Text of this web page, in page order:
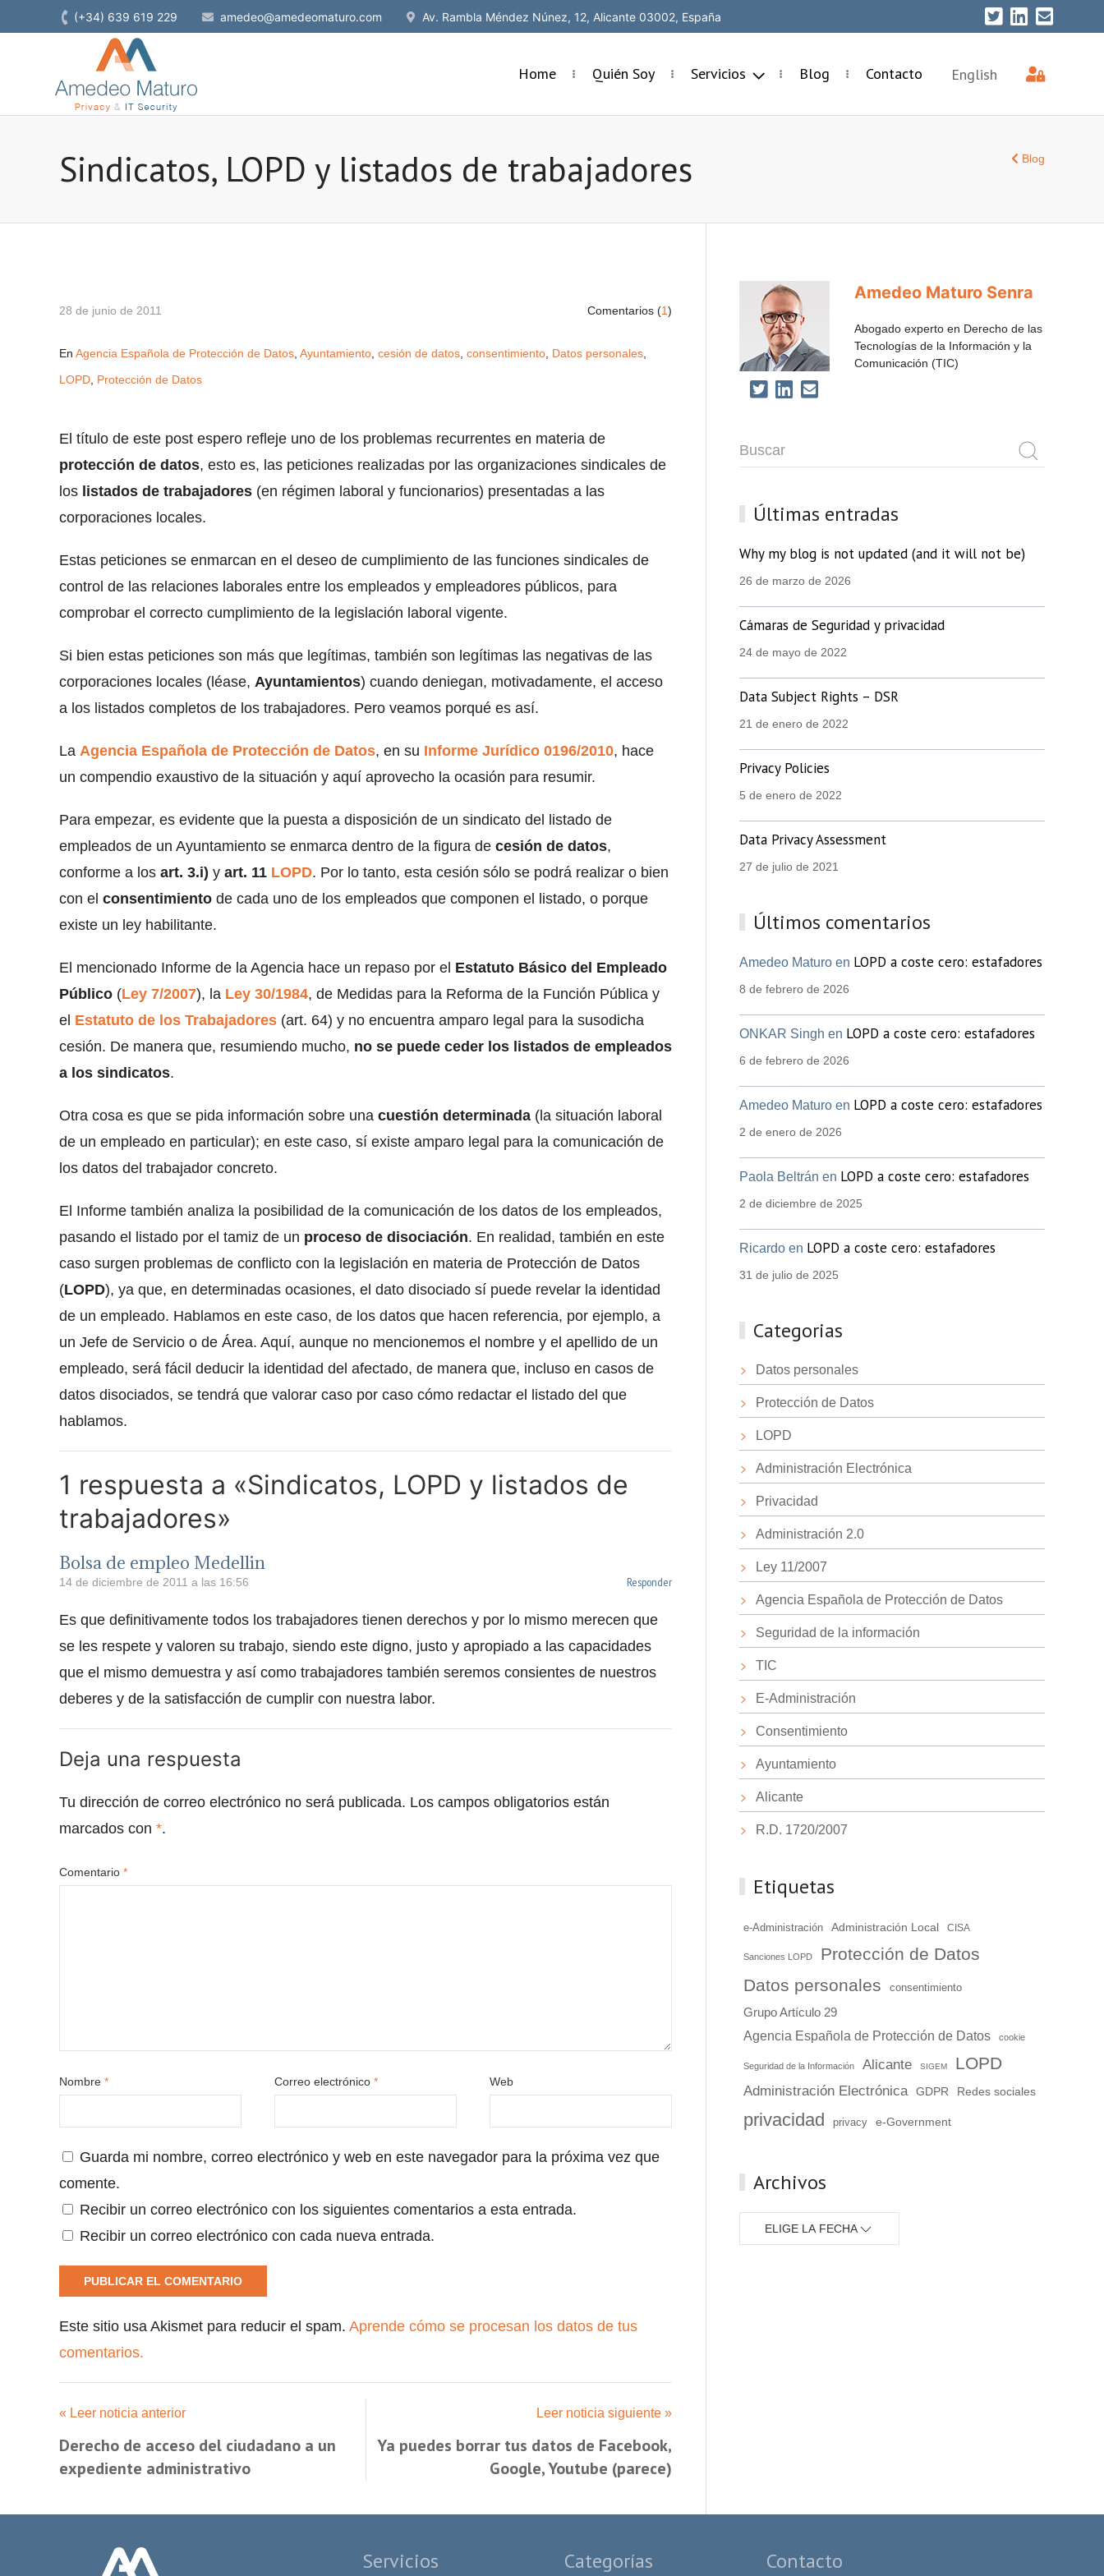
(+34) 639 619 229 amedeo@amedeomaturo.com Av. Rambla Méndez Núnez, 12, Alicante 03002, España
Home Quién Soy Servicios Blog Contacto English
Sindicatos, LOPD y listados de trabajadores Blog
28 de junio de 2011 Comentarios (1)
En Agencia Española de Protección de Datos Ayuntamiento cesión de datos consentimiento Datos personales
LOPD Protección de Datos
El título de este post espero refleje uno de los problemas recurrentes en materia de
protección de datos, esto es, las peticiones realizadas por las organizaciones sindicales de
los listados de trabajadores (en régimen laboral y funcionarios) presentadas a las
corporaciones locales.
Estas peticiones se enmarcan en el deseo de cumplimiento de las funciones sindicales de
control de las relaciones laborales entre los empleados y empleadores públicos, para
comprobar el correcto cumplimiento de la legislación laboral vigente.
Si bien estas peticiones son más que legítimas, también son legítimas las negativas de las
corporaciones locales (léase, Ayuntamientos) cuando deniegan, motivadamente, el acceso
a los listados completos de los trabajadores. Pero veamos porqué es así.
La Agencia Española de Protección de Datos, en su Informe Jurídico 0196/2010, hace
un compendio exaustivo de la situación y aquí aprovecho la ocasión para resumir.
Para empezar, es evidente que la puesta a disposición de un sindicato del listado de
empleados de un Ayuntamiento se enmarca dentro de la figura de cesión de datos,
conforme a los art. 3.i) y art. 11 LOPD. Por lo tanto, esta cesión sólo se podrá realizar o bien
con el consentimiento de cada uno de los empleados que componen el listado, o porque
existe un ley habilitante.
El mencionado Informe de la Agencia hace un repaso por el Estatuto Básico del Empleado
Público (Ley 7/2007), la Ley 30/1984, de Medidas para la Reforma de la Función Pública y
el Estatuto de los Trabajadores (art. 64) y no encuentra amparo legal para la susodicha
cesión. De manera que, resumiendo mucho, no se puede ceder los listados de empleados
a los sindicatos.
Otra cosa es que se pida información sobre una cuestión determinada (la situación laboral
de un empleado en particular); en este caso, sí existe amparo legal para la comunicación de
los datos del trabajador concreto.
El Informe también analiza la posibilidad de la comunicación de los datos de los empleados,
pasando el listado por el tamiz de un proceso de disociación. En realidad, también en este
caso surgen problemas de conflicto con la legislación en materia de Protección de Datos
(LOPD), ya que, en determinadas ocasiones, el dato disociado sí puede revelar la identidad
de un empleado. Hablamos en este caso, de los datos que hacen referencia, por ejemplo, a
un Jefe de Servicio o de Área. Aquí, aunque no mencionemos el nombre y el apellido de un
empleado, será fácil deducir la identidad del afectado, de manera que, incluso en casos de
datos disociados, se tendrá que valorar caso por caso cómo redactar el listado del que
hablamos.
1 respuesta a «Sindicatos, LOPD y listados de
trabajadores»
Bolsa de empleo Medellin
14 de diciembre de 2011 a las 16:56 Responder
Es que definitivamente todos los trabajadores tienen derechos y por lo mismo merecen que
se les respete y valoren su trabajo, siendo este digno, justo y apropiado a las capacidades
que el mismo demuestra y así como trabajadores también seremos consientes de nuestros
deberes y de la satisfacción de cumplir con nuestra labor.
Deja una respuesta
Tu dirección de correo electrónico no será publicada. Los campos obligatorios están
marcados con *.
Comentario *
Nombre * Correo electrónico* Web
Guarda mi nombre, correo electrónico y web en este navegador para la próxima vez que
comente.
Recibir un correo electrónico con los siguientes comentarios a esta entrada.
Recibir un correo electrónico con cada nueva entrada.
Este sitio usa Akismet para reducir el spam. Aprende cómo se procesan los datos de tus
comentarios.
« Leer noticia anterior
Derecho de acceso del ciudadano a un
expediente administrativo
Leer noticia siguiente »
Ya puedes borrar tus datos de Facebook,
Google, Youtube (parece)
Amedeo Maturo Senra
Abogado experto en Derecho de las
Tecnologías de la Información y la
Comunicación (TIC)
Últimas entradas
Why my blog is not updated (and it will not be)
26 de marzo de 2026
Cámaras de Seguridad y privacidad
24 de mayo de 2022
Data Subject Rights – DSR
21 de enero de 2022
Privacy Policies
5 de enero de 2022
Data Privacy Assessment
27 de julio de 2021
Últimos comentarios
Amedeo Maturo en LOPD a coste cero: estafadores
8 de febrero de 2026
ONKAR Singh en LOPD a coste cero: estafadores
6 de febrero de 2026
Amedeo Maturo en LOPD a coste cero: estafadores
2 de enero de 2026
Paola Beltrán en LOPD a coste cero: estafadores
2 de diciembre de 2025
Ricardo en LOPD a coste cero: estafadores
31 de julio de 2025
Categorias
Datos personales
Protección de Datos
LOPD
Administración Electrónica
Privacidad
Administración 2.0
Ley 11/2007
Agencia Española de Protección de Datos
Seguridad de la información
TIC
E-Administración
Consentimiento
Ayuntamiento
Alicante
R.D. 1720/2007
Etiquetas
e-Administración Administración Local CISA
Sanciones LOPD
Protección de Datos
Datos personales
consentimiento
Grupo Artículo 29
Agencia Española de Protección de Datos
cookie
Seguridad de la Información Alicante SIGEM LOPD
Administración Electrónica GDPR Redes sociales
privacidad privacy e-Government
Archivos
ELIGE LA FECHA
Servicios Categorías Contacto